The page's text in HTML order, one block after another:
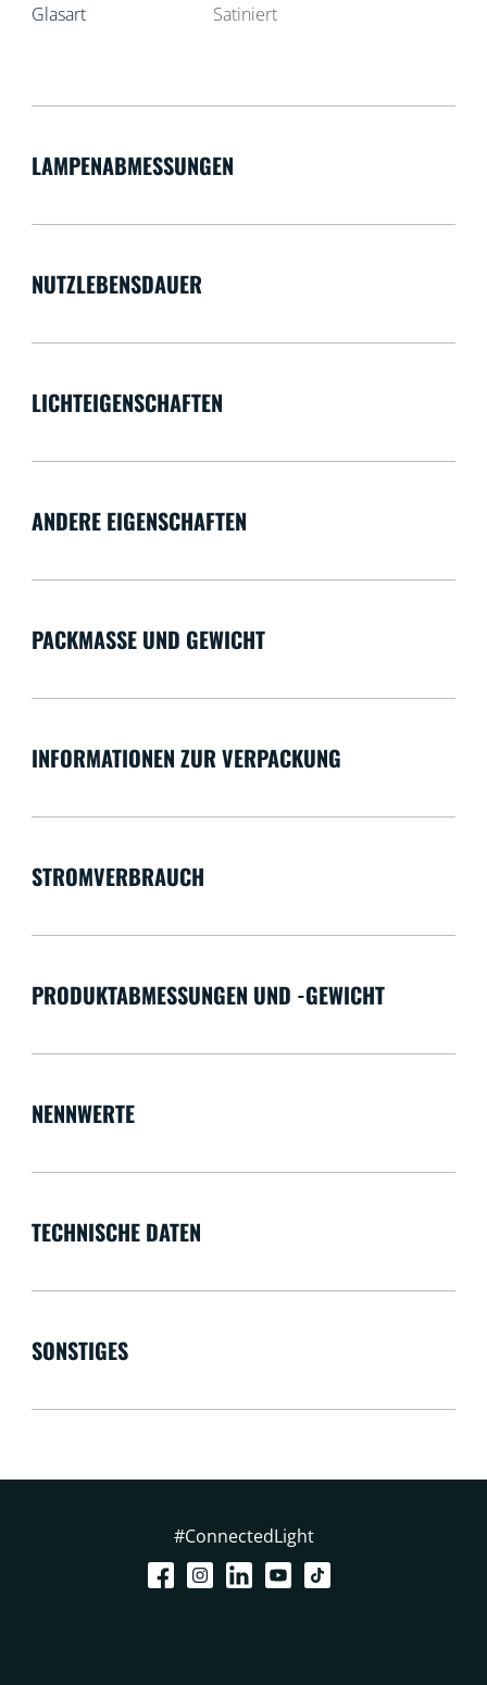
Glasart Satiniert
LAMPENABMESSUNGEN
NUTZLEBENSDAUER
LICHTEIGENSCHAFTEN
ANDERE EIGENSCHAFTEN
PACKMASSE UND GEWICHT
INFORMATIONEN ZUR VERPACKUNG
STROMVERBRAUCH
PRODUKTABMESSUNGEN UND -GEWICHT
NENNWERTE
TECHNISCHE DATEN
SONSTIGES
#ConnectedLight